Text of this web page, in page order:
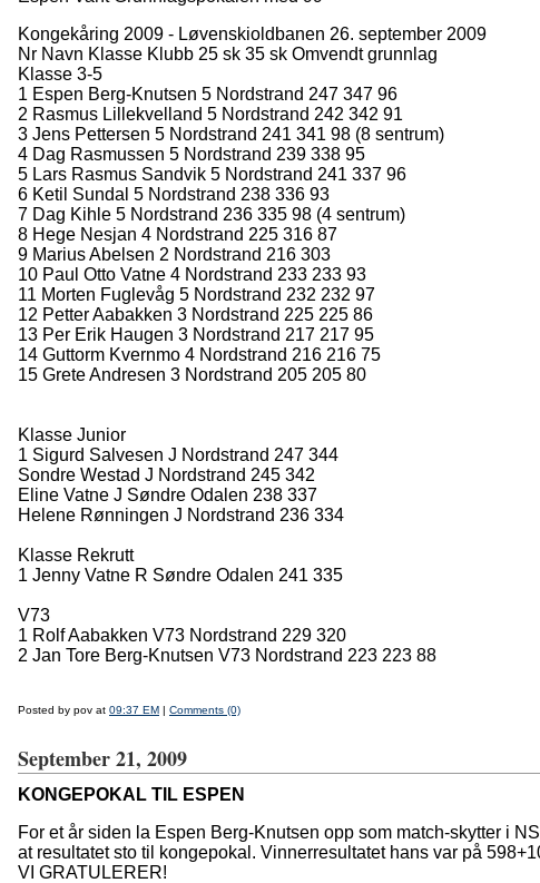
Kongekåring 2009 - Løvenskioldbanen 26. september 2009
Nr Navn Klasse Klubb 25 sk 35 sk Omvendt grunnlag
Klasse 3-5
1 Espen Berg-Knutsen 5 Nordstrand 247 347 96
2 Rasmus Lillekvelland 5 Nordstrand 242 342 91
3 Jens Pettersen 5 Nordstrand 241 341 98 (8 sentrum)
4 Dag Rasmussen 5 Nordstrand 239 338 95
5 Lars Rasmus Sandvik 5 Nordstrand 241 337 96
6 Ketil Sundal 5 Nordstrand 238 336 93
7 Dag Kihle 5 Nordstrand 236 335 98 (4 sentrum)
8 Hege Nesjan 4 Nordstrand 225 316 87
9 Marius Abelsen 2 Nordstrand 216 303
10 Paul Otto Vatne 4 Nordstrand 233 233 93
11 Morten Fuglevåg 5 Nordstrand 232 232 97
12 Petter Aabakken 3 Nordstrand 225 225 86
13 Per Erik Haugen 3 Nordstrand 217 217 95
14 Guttorm Kvernmo 4 Nordstrand 216 216 75
15 Grete Andresen 3 Nordstrand 205 205 80
Klasse Junior
1 Sigurd Salvesen J Nordstrand 247 344
Sondre Westad J Nordstrand 245 342
Eline Vatne J Søndre Odalen 238 337
Helene Rønningen J Nordstrand 236 334
Klasse Rekrutt
1 Jenny Vatne R Søndre Odalen 241 335
V73
1 Rolf Aabakken V73 Nordstrand 229 320
2 Jan Tore Berg-Knutsen V73 Nordstrand 223 223 88
Posted by pov at 09:37 EM | Comments (0)
September 21, 2009
KONGEPOKAL TIL ESPEN
For et år siden la Espen Berg-Knutsen opp som match-skytter i
at resultatet sto til kongepokal. Vinnerresultatet hans var på
VI GRATULERER!